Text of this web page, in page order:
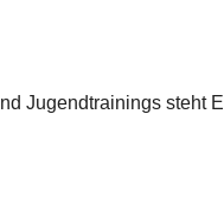
Jugendtrainings steht